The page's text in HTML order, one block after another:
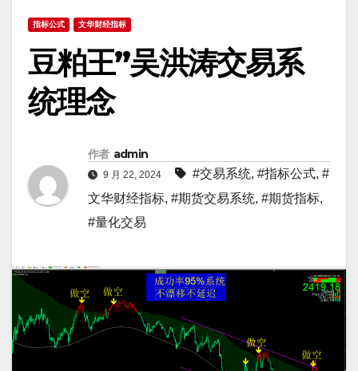
指标公式 文华财经指标
豆粕王”吴洪涛交易系
统理念
作者 admin
9 月 22, 2024 #交易系统, #指标公式, #
文华财经指标, #期货交易系统, #期货指标,
#量化交易